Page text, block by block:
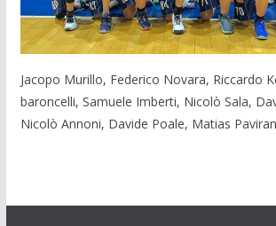
Jacopo Murillo, Federico Novara, Riccardo
baroncelli, Samuele Imberti, Nicolò Sala,
Nicolò Annoni, Davide Poale, Matias